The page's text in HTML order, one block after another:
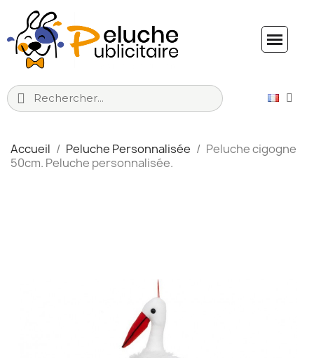
Accueil Peluche Personnalisée
Peluche cigogne
50cm. Peluche personnalisée.